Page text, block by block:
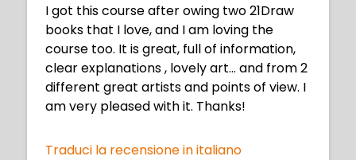
I got this course after owing two 21Draw
books that I love, and I am loving the
course too. It is great, full of information,
clear explanations , lovely art... and from 2
different great artists and points of view. I
am very pleased with it. Thanks!
Traduci la recensione in italiano